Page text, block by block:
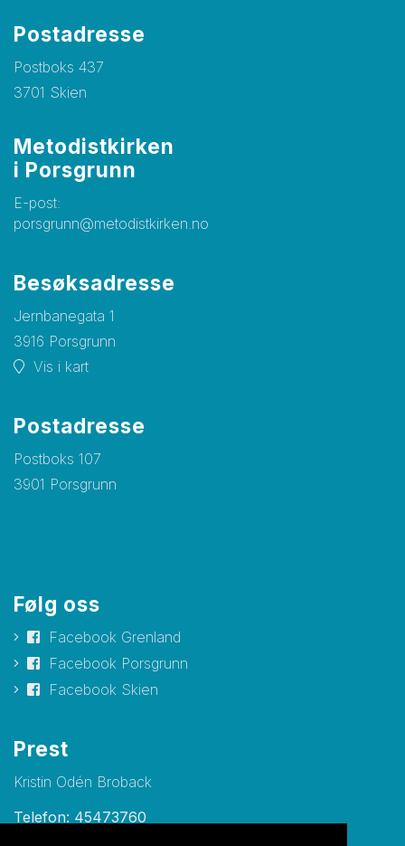
Postadresse
Postboks 437
3701 Skien
Metodistkirke​​​​​​​n
i Porsgrunn
E-post:
porsgrunn@metodistkirken.no
Besøksadresse
Jernbanegata 1
3916 Porsgrunn
Vis i kart
Postadresse
Postboks 107
3901 Porsgrunn
Følg oss
Facebook Grenland
Facebook Porsgrunn
Facebook Skien
Prest
Kristin Odén Broback
Telefon: 45473760